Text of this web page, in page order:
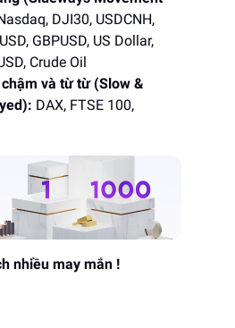
DJI30, USDCNH,
GBPUSD, US Dollar,
Crude Oil
và từ từ (Slow &
DAX, FTSE 100,
nhiều may mắn !